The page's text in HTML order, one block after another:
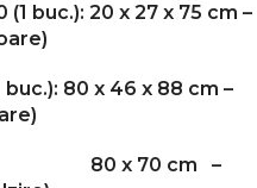
buc.): 20 x 27 x 75 cm –
)
80 x 46 x 88 cm –
80 x 70 cm –